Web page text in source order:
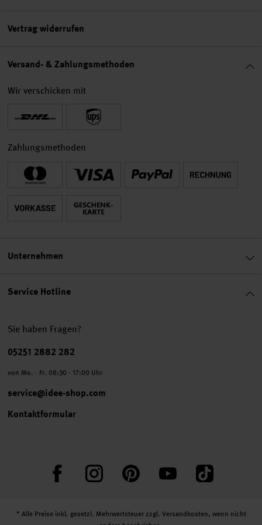
Service Hotline
Sie haben Fragen?
Telefonnummer
05251 2882 282
von Mo. - Fr. 08:30 - 17:00 Uhr
service@idee-shop.com
Kontaktformular
FacebookInstagram PinterestYouTube TikTok
Vertrag widerrufen
Versand- & Zahlungsmethoden
Wir verschicken mit
Zahlungsmethoden
Unternehmen
* Alle Preise inkl. gesetzl. Mehrwertsteuer zzgl. Versandkosten, wenn nicht